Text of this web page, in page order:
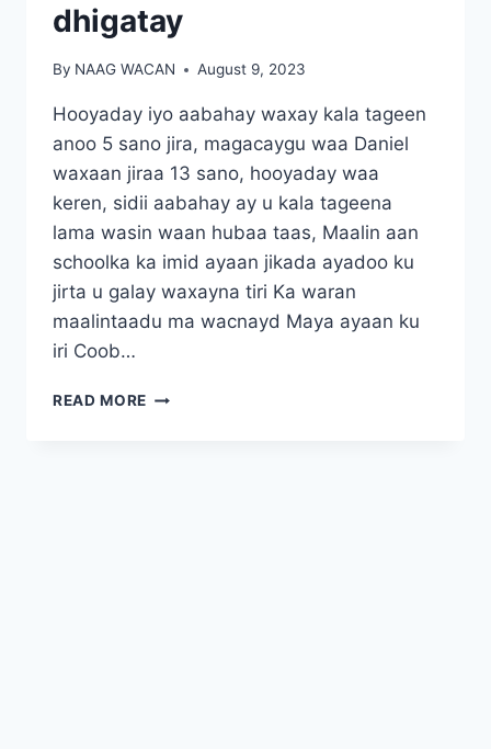
dhigatay
By NAAG WACAN August 9, 2023
Hooyaday iyo aabahay waxay kala tageen
anoo 5 sano jira, magacaygu waa Daniel
waxaan jiraa 13 sano, hooyaday waa
keren, sidii aabahay ay u kala tageena
lama wasin waan hubaa taas, Maalin aan
schoolka ka imid ayaan jikada ayadoo ku
jirta u galay waxayna tiri Ka waran
maalintaadu ma wacnayd Maya ayaan ku
iri Coob…
READ MORE HOOYAA